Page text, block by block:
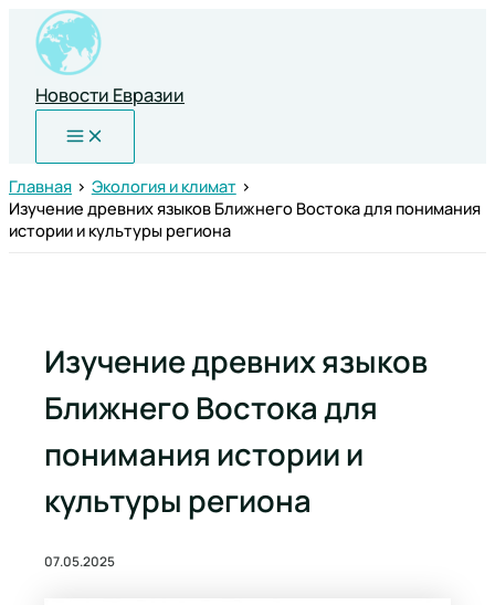
Перейти
содержимому
Новости Евразии
Главная
Экология и климат
Изучение древних языков Ближнего Востока для понимания
истории и культуры региона
Изучение древних языков
Ближнего Востока для
понимания истории и
культуры региона
07.05.2025